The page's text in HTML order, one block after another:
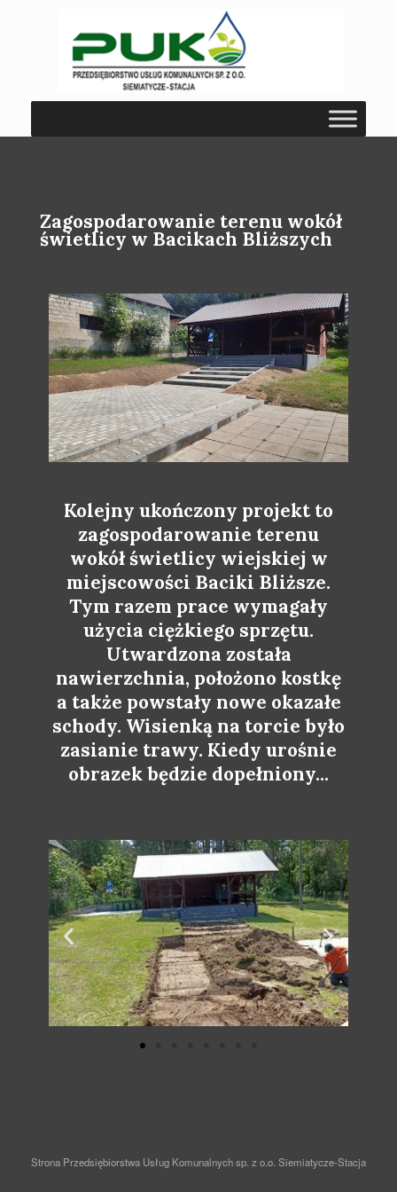
Zagospodarowanie terenu wokół
świetlicy w Bacikach Bliższych
Kolejny ukończony projekt to
zagospodarowanie terenu
wokół świetlicy wiejskiej w
miejscowości Baciki Bliższe.
Tym razem prace wymagały
użycia ciężkiego sprzętu.
Utwardzona została
nawierzchnia, położono kostkę
a także powstały nowe okazałe
schody. Wisienką na torcie było
zasianie trawy. Kiedy urośnie
obrazek będzie dopełniony...
Strona Przedsiębiorstwa Usług Komunalnych sp. z o.o. Siemiatycze-Stacja